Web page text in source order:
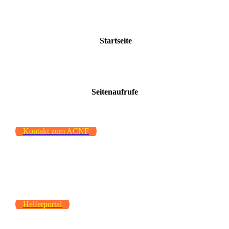
Startseite
Seitenaufrufe
Kontakt zum ACNF
Helferportal